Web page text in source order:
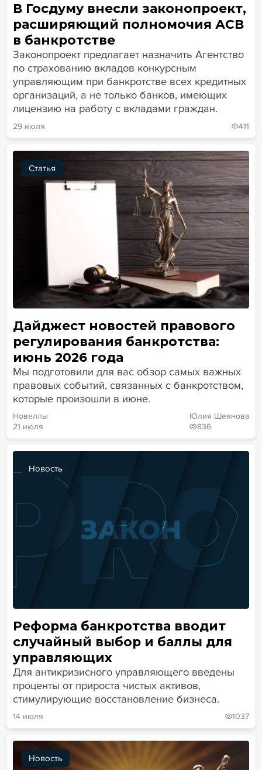
В Госдуму внесли законопроект,
расширяющий полномочия АСВ
в банкротстве
Законопроект предлагает назначить Агентство
по страхованию вкладов конкурсным
управляющим при банкротстве всех кредитных
организаций, а не только банков, имеющих
лицензию на работу с вкладами граждан.
29 июля 411
Статья
Дайджест новостей правового
регулирования банкротства:
июнь 2026 года
Мы подготовили для вас обзор самых важных
правовых событий, связанных с банкротством,
которые произошли в июне.
Новеллы
21 июля
Юлия Шеянова
836
Новость
Реформа банкротства вводит
случайный выбор и баллы для
управляющих
Для антикризисного управляющего введены
проценты от прироста чистых активов,
стимулирующие восстановление бизнеса.
14 июля 1037
Новость